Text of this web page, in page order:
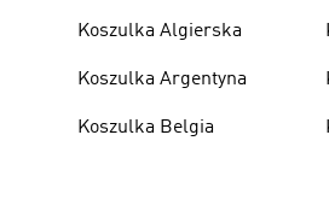
Koszulka Algierska
Koszulka Argentyna
Koszulka Belgia